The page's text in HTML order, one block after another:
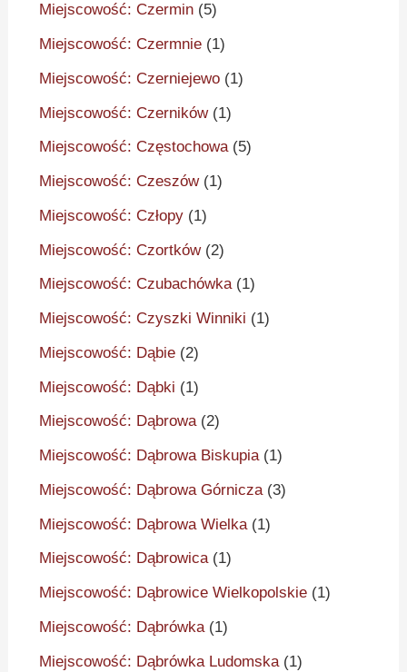
Miejscowość: Czermin (5)
Miejscowość: Czermnie (1)
Miejscowość: Czerniejewo (1)
Miejscowość: Czerników(1)
Miejscowość: Częstochowa(5)
Miejscowość: Czeszów(1)
Miejscowość: Człopy (1)
Miejscowość: Czortków(2)
Miejscowość: Czubachówka(1)
Miejscowość: Czyszki Winniki (1)
Miejscowość: Dąbie (2)
Miejscowość: Dąbki (1)
Miejscowość: Dąbrowa(2)
Miejscowość: Dąbrowa Biskupia(1)
Miejscowość: Dąbrowa Górnicza (3)
Miejscowość: Dąbrowa Wielka (1)
Miejscowość: Dąbrowica(1)
Miejscowość: Dąbrowice Wielkopolskie (1)
Miejscowość: Dąbrówka (1)
Miejscowość: Dąbrówka Ludomska (1)